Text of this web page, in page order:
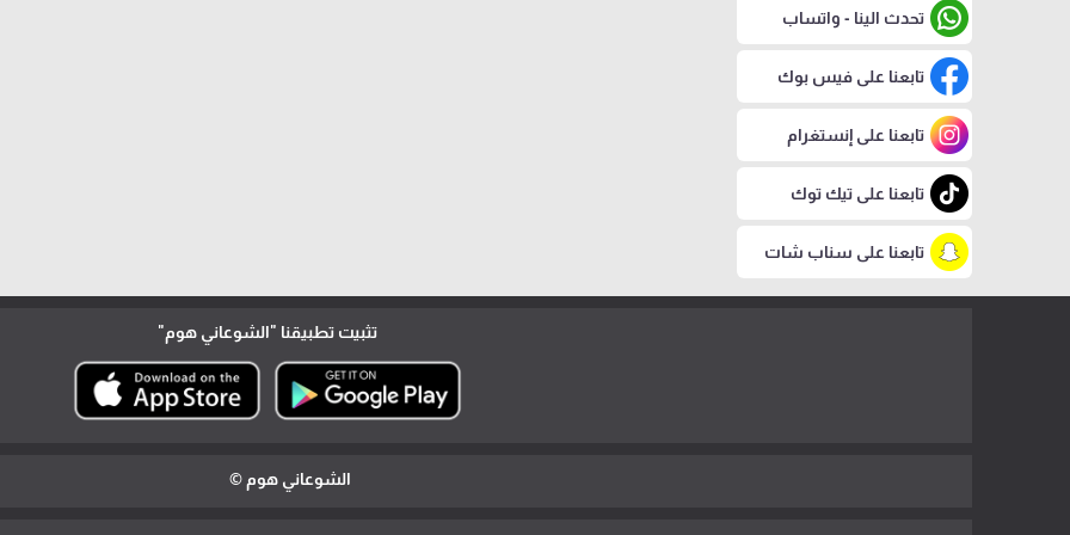
تحدث الينا - واتساب
تابعنا على فيس بوك
تابعنا على إنستغرام
تابعنا على تيك توك
تابعنا على سناب شات
تثبيت تطبيقنا "الشوعاني هوم"
الشوعاني هوم ©